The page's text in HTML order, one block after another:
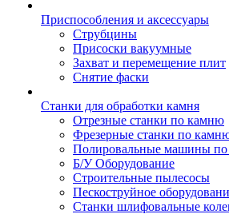
Приспособления и аксессуары
Струбцины
Присоски вакуумные
Захват и перемещение плит
Снятие фаски
Станки для обработки камня
Отрезные станки по камню
Фрезерные станки по
Полировальные машины
Б/У Оборудование
Строительные пылесосы
Пескоструйное
Станки шлифовальные